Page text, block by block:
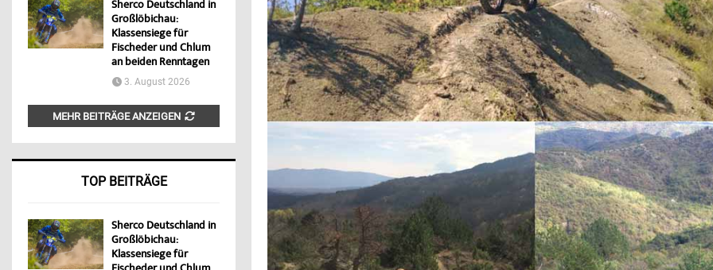
Sherco Deutschland in
Großlöbichau:
Klassensiege für
Fischeder und Chlum
an beiden Renntagen
3. August 2026
MEHR BEITRÄGE ANZEIGEN
TOP BEITRÄGE
Sherco Deutschland in
Großlöbichau:
Klassensiege für